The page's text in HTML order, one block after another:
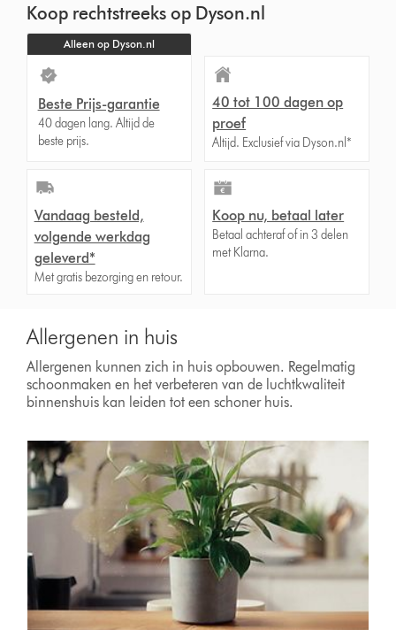
TranscriptKoop rechtstreeks op Dyson.nl
Alleen op Dyson.nl
Beste Prijs-garantie
40 dagen lang. Altijd de
beste prijs.
40 tot 100 dagen op
proef
Altijd. Exclusief via Dyson.nl*
Vandaag besteld,
volgende werkdag
geleverd*
Met gratis bezorging en retour.
Koop nu, betaal later
Betaal achteraf of in 3 delen
met Klarna.
Allergenen in huis
Allergenen kunnen zich in huis opbouwen. Regelmatig
schoonmaken en het verbeteren van de luchtkwaliteit
binnenshuis kan leiden tot een schoner huis.